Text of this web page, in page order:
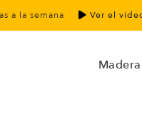
a la semana Ver el
Madera